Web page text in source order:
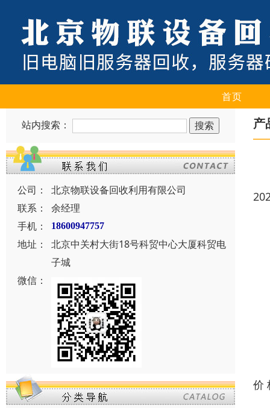
首页
站内搜索：
公司：
北京物联设备回收利用有限公司
联系：
余经理
手机：
18600947757
地址：
北京中关村大街18号科贸中心大厦科贸电
子城
微信：
产
价